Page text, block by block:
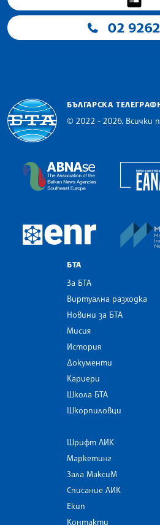
02
БЪЛГАРСКА
© 2022 - 2026, Всички
The
European
БТА
За БТА
Виртуална разходка
Новини за БТА
Мисия
История
Документи
Кариери
Школа БТА
Шкорпиловци
Шрифт ЛИК
Маркетинг
Зала МаксиМ
Списание ЛИК
Екип
Контакти